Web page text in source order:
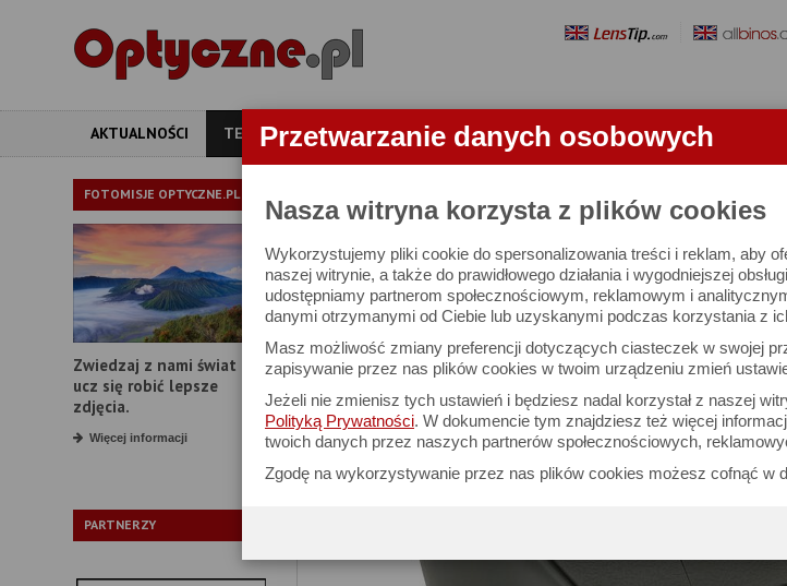
Przetwarzanie danych osobowych
Nasza witryna korzysta z plików cookies
Wykorzystujemy pliki cookie do spersonalizowania treści i reklam, aby
naszej witrynie, a także do prawidłowego działania i wygodniejszej
udostępniamy partnerom społecznościowym, reklamowym i
danymi otrzymanymi od Ciebie lub uzyskanymi podczas korzystania z
Masz możliwość zmiany preferencji dotyczących ciasteczek w swojej
zapisywanie przez nas plików cookies w twoim urządzeniu zmień
Jeżeli nie zmienisz tych ustawień i będziesz nadal korzystał z naszej
Polityką Prywatności. W dokumencie tym znajdziesz też więcej
twoich danych przez naszych partnerów społecznościowych,
Zgodę na wykorzystywanie przez nas plików cookies możesz cofnąć w
AKTUALNOŚCI TESTY ARTYKUŁY APARATY OBIEKTYWY LORNETKI
FOTOMISJE OPTYCZNE.PL
Zwiedzaj z nami świat i
ucz się robić lepsze
zdjęcia.
Więcej informacji
PARTNERZY
TEST LORNETKI
Meopta MeoStar B1 Plus 12x50 HD -